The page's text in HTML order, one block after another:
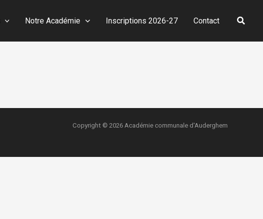
Notre Académie Inscriptions 2026-27 Contact
Copyright © 2026 Académie communale d'Auderghem